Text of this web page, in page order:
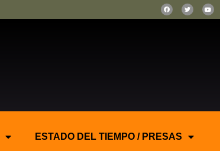
ESTADO DEL TIEMPO / PRESAS